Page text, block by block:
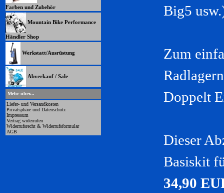
Farben und Zubehör
Mountain Bike Performance
Händler Shop
Werkstatt/Ausrüstung
Abverkauf / Sale
Mehr über...
Liefer- und Versandkosten
Privatsphäre und Datenschutz
Impressum
Vertrag widerrufen
Widerrufsrecht & Widerrufsformular
AGB
Big5
Zum
Doppelt
Dieser
Basiskit
34,90